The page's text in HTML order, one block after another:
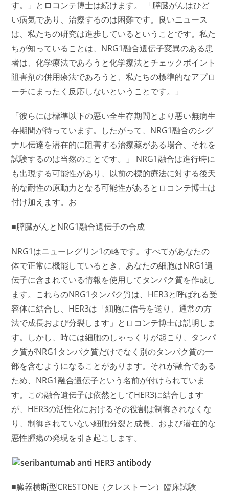
す。」とロコンテ博士は続けます。 「膵臓がんはひど
い病気であり、治療するのは困難です。良いニュース
は、私たちの研究は進歩しているということです。私た
ちが知っていることは、NRG1融合遺伝子変異のある患
者は、化学療法であろうと化学療法とチェックポイント
阻害剤の併用療法であろうと、私たちの標準的なアプロ
ーチにまったく反応しないということです。」
「彼らには標準以下の悪い全生存期間とより悪い無病生
存期間が待っています。したがって、NRG1融合のシグ
ナル伝達を潜在的に阻害する治療薬がある場合、それを
試験するのは当然のことです。」 NRG1融合は進行時に
も出現する可能性があり、以前の標的療法に対する後天
的な耐性の原動力となる可能性があるとロコンテ博士は
付け加えます。お
■膵臓がんとNRG1融合遺伝子の合成
NRG1はニューレグリン1の略です。すべてがあなたの
体で正常に機能しているとき、あなたの細胞はNRG1遺
伝子に含まれている情報を使用してタンパク質を作成し
ます。これらのNRG1タンパク質は、HER3と呼ばれる受
容体に結合し、HER3は「細胞に信号を送り、通常の方
法で成長および分裂します」とロコンテ博士は説明しま
す。しかし、時には細胞のしゃっくりが起こり、タンパ
ク質がNRG1タンパク質だけでなく別のタンパク質の一
部を含むようになることがあります。それが融合である
ため、NRG1融合遺伝子という名前が付けられていま
す。この融合遺伝子は依然としてHER3に結合します
が、HER3の活性化におけるその役割は制御されなくな
り、制御されていない細胞分裂と成長、および潜在的な
悪性腫瘍の発現を引き起こします。
■臓器横断型CRESTONE（クレストーン）臨床試験